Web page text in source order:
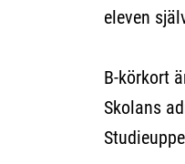
eleven
B-körkort
Skolans